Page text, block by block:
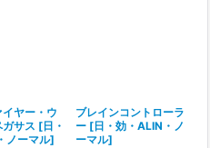
ヤー・ウ
サス [日・
ノーマル]
ブレインコントローラ
ー [日・効・ALIN・ノ
ーマル]